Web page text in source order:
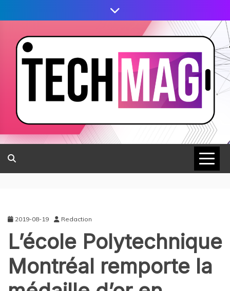
2019-08-19 Redaction
L’école Polytechnique
Montréal remporte la